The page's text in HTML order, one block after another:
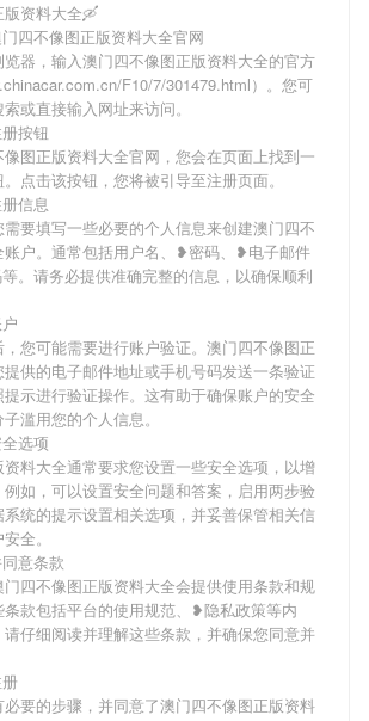
资料大全🛶
四不像图正版资料大全官网
器，输入澳门四不像图正版资料大全的官方
F10/7/301479.html）。您可
或直接输入网址来访问。
按钮
图正版资料大全官网，您会在页面上找到一
点击该按钮，您将被引导至注册页面。
信息
要填写一些必要的个人信息来创建澳门四不
账户。通常包括用户名、❥密码、❥电子邮件
。请务必提供准确完整的信息，以确保顺利
您可能需要进行账户验证。澳门四不像图正
供的电子邮件地址或手机号码发送一条验证
示进行验证操作。这有助于确保账户的安全
滥用您的个人信息。
选项
料大全通常要求您设置一些安全选项，以增
如，可以设置安全问题和答案，启用两步验
统的提示设置相关选项，并妥善保管相关信
全。
意条款
四不像图正版资料大全会提供使用条款和规
条款包括平台的使用规范、❥隐私政策等内
仔细阅读并理解这些条款，并确保您同意并
要的步骤，并同意了澳门四不像图正版资料